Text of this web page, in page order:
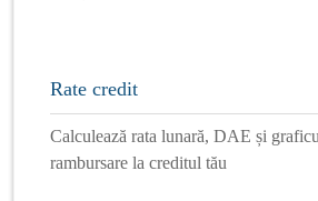
Rate credit
Calculează rata lunară, DAE și
rambursare la creditul tău